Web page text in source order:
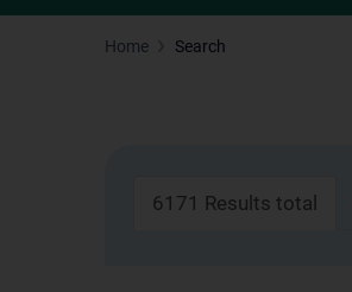
Home Search
6171 Results total